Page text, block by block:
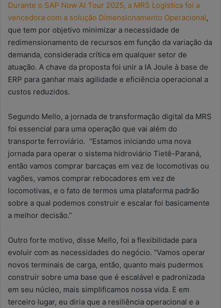
Durante o SAP Now AI Tour 2025, a MRS Logística foi a
vencedora com a solução Dimensionamento Operacional,
que tem por objetivo minimizar a necessidade de
redimensionamento de recursos em função da variação da
demanda, considerada crítica em qualquer setor de
atuação. A chave da proposta foi unir a IA Joule à base de
ERP para ganhar mais agilidade e eficiência operacional a
custos reduzidos.
Segundo Mello, a jornada de transformação digital da MRS
foi essencial para uma operação que vai além do
transporte ferroviário. “Estamos iniciando uma nova
jornada para operar o sistema hidroviário Tietê-Paraná,
então vamos comprar barcaças em vez de locomotivas ou
vagões, vamos comprar rebocadores em vez de
locomotivas, e o fato de termos uma plataforma padrão
sobre a qual podemos construir e escalar foi basicamente
a melhor decisão.”
Outro forte motivo, disse Mello, foi a flexibilidade para
evoluir com as necessidades do negócio. “Vamos operar
novos terminais de carga, então, quanto mais pudermos
construir sobre uma base que é escalável e padronizada
em seu núcleo, mais simplificamos nossa vida. E em
terceiro lugar, eu diria que a resiliência operacional e a